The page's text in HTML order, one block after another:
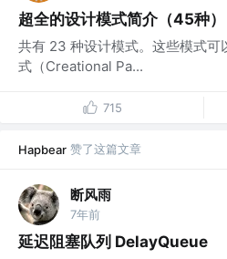
超全的设计模式简介（45种）
共有 23 种设计模式。这些模式可
式（Creational Pa...
715
Hapbear 赞了这篇文章
断风雨
7年前
延迟阻塞队列 DelayQueue